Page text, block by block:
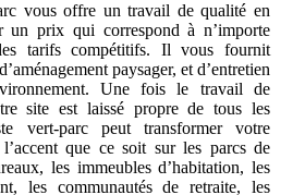
vous offre un travail de qualité en
un prix qui correspond à n’importe
tarifs compétitifs. Il vous fournit
paysager, et d’entretien
Une fois le travail de
site est laissé propre de tous les
vert-parc peut transformer votre
que ce soit sur les parcs de
les immeubles d’habitation, les
les communautés de retraite, les